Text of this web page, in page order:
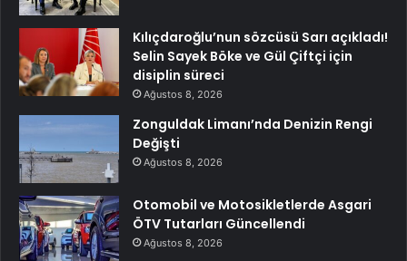
Kılıçdaroğlu’nun sözcüsü Sarı açıkladı!
Selin Sayek Böke ve Gül Çiftçi için
disiplin süreci
Ağustos 8, 2026
Zonguldak Limanı’nda Denizin Rengi
Değişti
Ağustos 8, 2026
Otomobil ve Motosikletlerde Asgari
ÖTV Tutarları Güncellendi
Ağustos 8, 2026